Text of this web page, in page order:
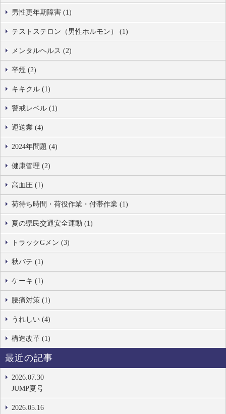
男性更年期障害 (1)
テストステロン（男性ホルモン） (1)
メンタルヘルス (2)
卒煙 (2)
キキクル (1)
警戒レベル (1)
運送業 (4)
2024年問題 (4)
健康管理 (2)
高血圧 (1)
荷待ち時間・荷役作業・付帯作業 (1)
夏の県民交通安全運動 (1)
トラックGメン (3)
秋バテ (1)
ケーキ (1)
腰痛対策 (1)
うれしい (4)
構造改革 (1)
最近の記事
2026.07.30
JUMP夏号
2026.05.16